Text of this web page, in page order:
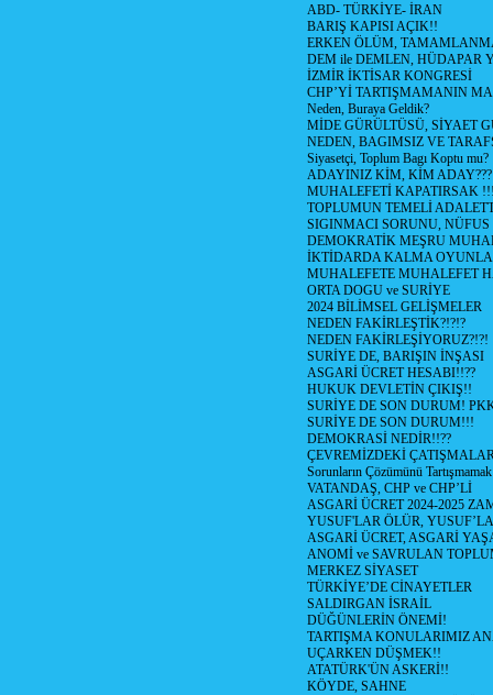
ABD- TÜRKİYE- İRAN
BARIŞ KAPISI AÇIK!!
ERKEN ÖLÜM,
DEM ile DEMLEN, HÜDAPAR
İZMİR İKTİSAR KONGRESİ
CHP’Yİ TARTIŞMAMANIN
Neden, Buraya Geldik?
MİDE GÜRÜLTÜSÜ, SİYAET
NEDEN, BAGIMSIZ VE
Siyasetçi, Toplum Bagı Koptu mu?
ADAYINIZ KİM, KİM ADAY???
MUHALEFETİ KAPATIRSAK
TOPLUMUN TEMELİ
SIGINMACI SORUNU,
DEMOKRATİK MEŞRU
İKTİDARDA KALMA
MUHALEFETE MUHALEFET
ORTA DOGU ve SURİYE
2024 BİLİMSEL GELİŞMELER
NEDEN FAKİRLEŞTİK?!?!?
NEDEN FAKİRLEŞİYORUZ?!?!
SURİYE DE, BARIŞIN İNŞASI
ASGARİ ÜCRET HESABI!!??
HUKUK DEVLETİN ÇIKIŞ!!
SURİYE DE SON DURUM!
SURİYE DE SON DURUM!!!
DEMOKRASİ NEDİR!!??
ÇEVREMİZDEKİ
Sorunların Çözümünü
VATANDAŞ, CHP ve CHP’Lİ
ASGARİ ÜCRET 2024-2025
YUSUF'LAR ÖLÜR,
ASGARİ ÜCRET, ASGARİ
ANOMİ ve SAVRULAN
MERKEZ SİYASET
TÜRKİYE’DE CİNAYETLER
SALDIRGAN İSRAİL
DÜĞÜNLERİN ÖNEMİ!
TARTIŞMA KONULARIMIZ
UÇARKEN DÜŞMEK!!
ATATÜRK'ÜN ASKERİ!!
KÖYDE, SAHNE